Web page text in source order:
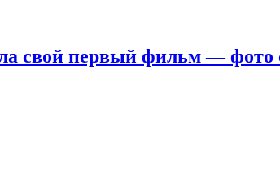
свой первый фильм — фото